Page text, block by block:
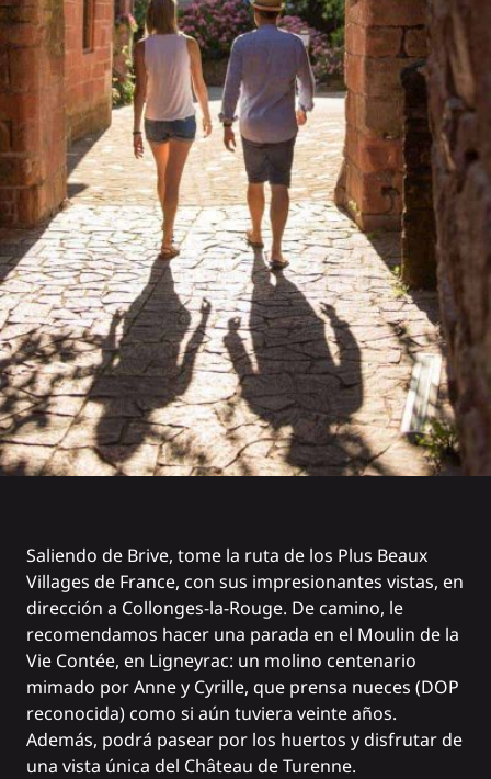
Saliendo de Brive, tome la ruta de los Plus Beaux
Villages de France, con sus impresionantes vistas, en
dirección a Collonges-la-Rouge. De camino, le
recomendamos hacer una parada en el Moulin de la
Vie Contée, en Ligneyrac: un molino centenario
mimado por Anne y Cyrille, que prensa nueces (DOP
reconocida) como si aún tuviera veinte años.
Además, podrá pasear por los huertos y disfrutar de
una vista única del Château de Turenne.